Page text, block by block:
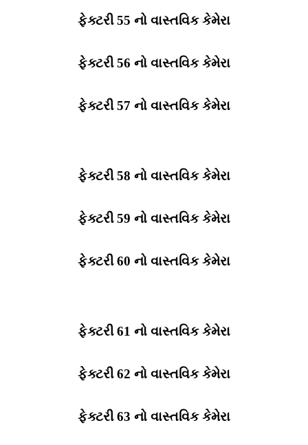
ફેક્ટરી 55 નો વાસ્તવિક કેમેરા
ફેક્ટરી 56 નો વાસ્તવિક કેમેરા
ફેક્ટરી 57 નો વાસ્તવિક કેમેરા
ફેક્ટરી 58 નો વાસ્તવિક કેમેરા
ફેક્ટરી 59 નો વાસ્તવિક કેમેરા
ફેક્ટરી 60 નો વાસ્તવિક કેમેરા
ફેક્ટરી 61 નો વાસ્તવિક કેમેરા
ફેક્ટરી 62 નો વાસ્તવિક કેમેરા
ફેક્ટરી 63 નો વાસ્તવિક કેમેરા